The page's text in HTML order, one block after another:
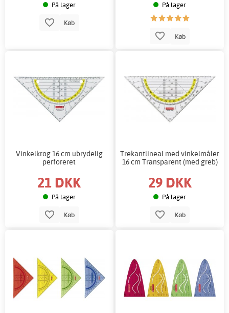
På lager
Køb
På lager
Køb
Vinkelkrog 16 cm ubrydelig
perforeret
21 DKK
På lager
Køb
Trekantlineal med vinkelmåler
16 cm Transparent (med greb)
29 DKK
På lager
Køb